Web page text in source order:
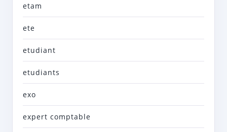
etam
ete
etudiant
etudiants
exo
expert comptable